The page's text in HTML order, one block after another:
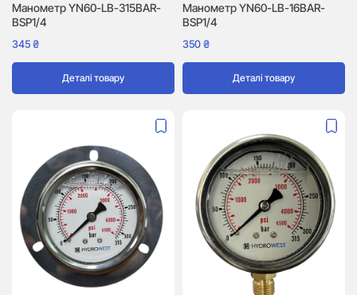
Манометр YN60-LB-315BAR-
BSP1/4
345₴
Деталі товару
Манометр YN60-LB-16BAR-
BSP1/4
350₴
Деталі товару